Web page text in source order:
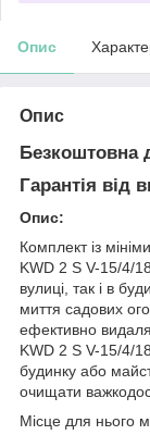
Опис
Опис
Безкоштовна
Гарантія від
Опис:
Комплект із
KWD 2 S V-15/4/
вулиці, так і в
миття садових
ефективно
KWD 2 S V-15/4/
будинку або
очищати
Місце для нього